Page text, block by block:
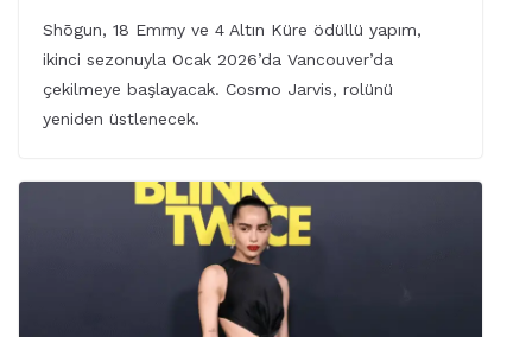
Shōgun, 18 Emmy ve 4 Altın Küre ödüllü yapım,
ikinci sezonuyla Ocak 2026’da Vancouver’da
çekilmeye başlayacak. Cosmo Jarvis, rolünü
yeniden üstlenecek.